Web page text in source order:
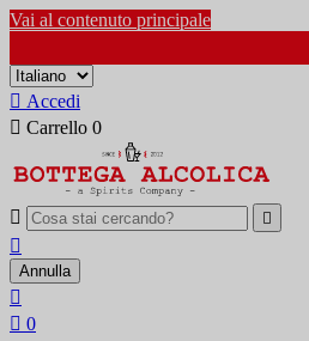
Vai al contenuto principale
 Accedi
 Carrello 0
 

Annulla

 0